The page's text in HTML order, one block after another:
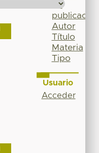
de
publicación
Autor
Título
Materia
Tipo
Usuario
Acceder